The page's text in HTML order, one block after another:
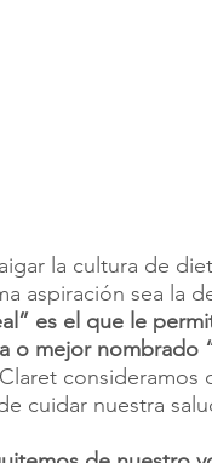
la cultura de
aspiración sea la
es el que le
o mejor nombrado
cuidar nuestra